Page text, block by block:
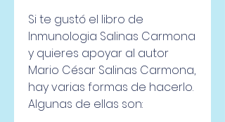
Si te gustó el libro de
Inmunologia Salinas Carmona
y quieres apoyar al autor
Mario César Salinas Carmona,
hay varias formas de hacerlo.
Algunas de ellas son: